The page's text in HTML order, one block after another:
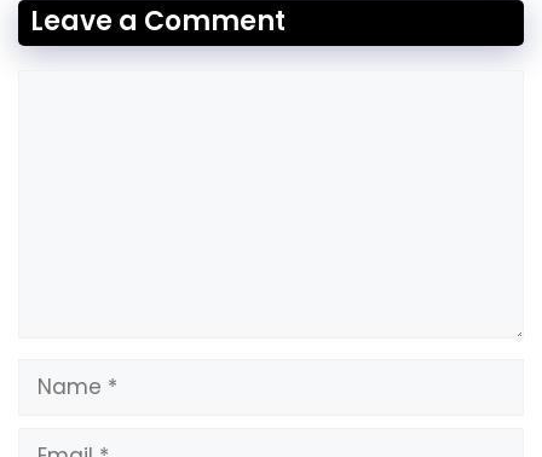
Leave a Comment
Name
Email